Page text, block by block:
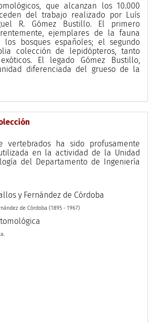
que alcanzan los 10.000
del trabajo realizado por Luís
R. Gómez Bustillo. El primero
ejemplares de la fauna
los bosques españoles; el segundo
colección de lepidópteros, tanto
El legado Gómez Bustillo,
diferenciada del grueso de la
vertebrados ha sido profusamente
en la actividad de la Unidad
del Departamento de Ingeniería
de Córdoba (1895 - 1967)